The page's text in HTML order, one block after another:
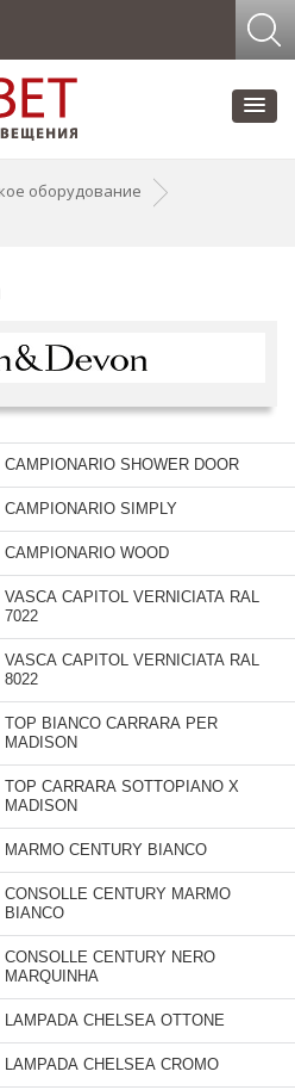
оборудование
CAMPIONARIO SHOWER DOOR
CAMPIONARIO SIMPLY
CAMPIONARIO WOOD
VASCA CAPITOL VERNICIATA RAL
7022
VASCA CAPITOL VERNICIATA RAL
8022
TOP BIANCO CARRARA PER
MADISON
TOP CARRARA SOTTOPIANO X
MADISON
MARMO CENTURY BIANCO
CONSOLLE CENTURY MARMO
BIANCO
CONSOLLE CENTURY NERO
MARQUINHA
LAMPADA CHELSEA OTTONE
LAMPADA CHELSEA CROMO